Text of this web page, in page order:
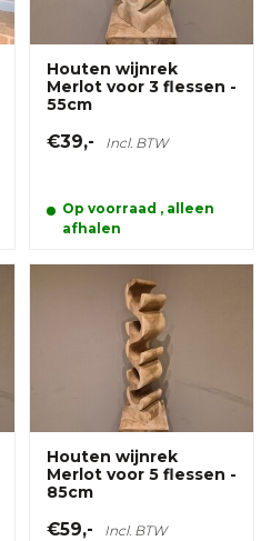
Houten wijnrek
Merlot voor 3 flessen -
55cm
€39,- Incl. BTW
Op voorraad , alleen
afhalen
Houten wijnrek
Merlot voor 5 flessen -
85cm
€59,- Incl. BTW